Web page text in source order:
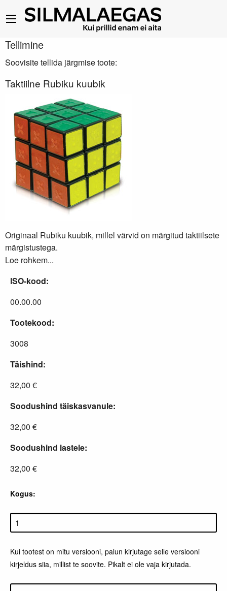
Tellimine
Soovisite tellida järgmise toote:
Taktiilne Rubiku kuubik
Originaal Rubiku kuubik, millel värvid on märgitud taktiilsete
märgistustega.
Loe rohkem...
ISO-kood:
00.00.00
Tootekood:
3008
Täishind:
32,00 €
Soodushind täiskasvanule:
32,00 €
Soodushind lastele:
32,00 €
Kogus:
Kui tootest on mitu versiooni, palun kirjutage selle versiooni
kirjeldus siia, millist te soovite. Pikalt ei ole vaja kirjutada.